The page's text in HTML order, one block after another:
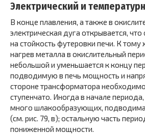
Электрический и
В конце плавления, а также в
электри­ческая дуга открывается,
на стойкость футеровки печи. К тому
нагрев металла в окислительный
небольшой и уменьшается к концу
подводимую в печь мощность и
стороне трансформатора
ступенчато. Иногда в начале
много шлакообразующих,
(см. рис. 79, в); остальную часть
пониженной мощности.